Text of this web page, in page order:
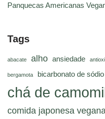
Panquecas Americanas
Tags
abacate alho ansiedade
bergamota bicarbonato de sódio
chá de
comida japonesa vegana